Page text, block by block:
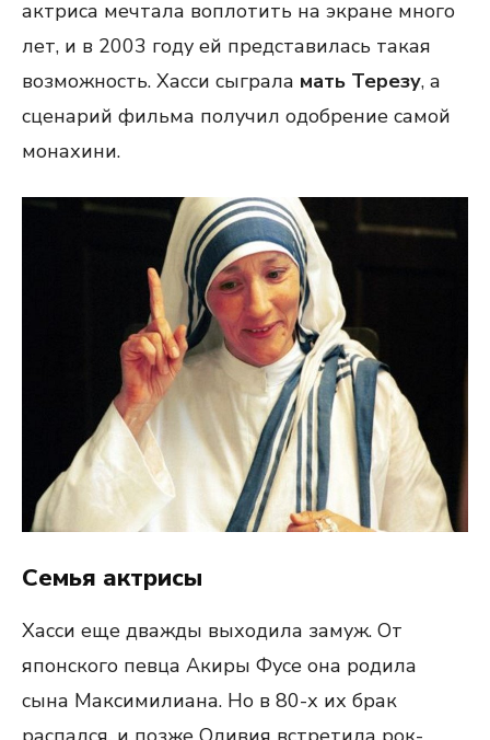
актриса мечтала воплотить на экране много
лет, и в 2003 году ей представилась такая
возможность. Хасси сыграла мать Терезу, а
сценарий фильма получил одобрение самой
монахини.
Семья актрисы
Хасси еще дважды выходила замуж. От
японского певца Акиры Фусе она родила
сына Максимилиана. Но в 80-х их брак